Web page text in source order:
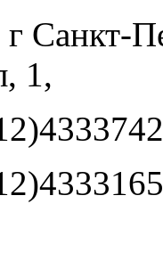
Санкт-
1,